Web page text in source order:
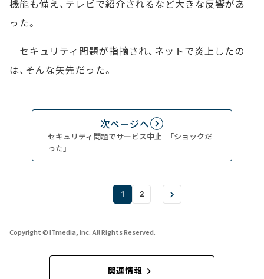
機能も備え、テレビで紹介されるなど大きな反響があ
った。
セキュリティ問題が指摘され、ネットで炎上したの
は、そんな矢先だった。
次ページへ
セキュリティ問題でサービス中止 「ショックだ
った」
1 2
Copyright © ITmedia, Inc. All Rights Reserved.
関連情報